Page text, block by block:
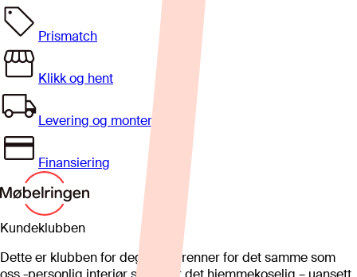
Prismatch
Klikk og hent
Levering og montering
Finansiering
Kundeklubben
Dette er klubben for deg som brenner for det samme som